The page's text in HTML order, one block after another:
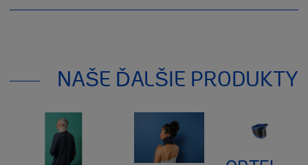
NAŠE ĎALŠIE PRODUKTY